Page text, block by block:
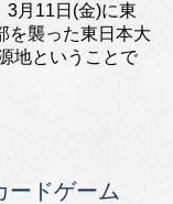
3月11日(金)に東
を襲った東日本大
地ということで
ードゲーム